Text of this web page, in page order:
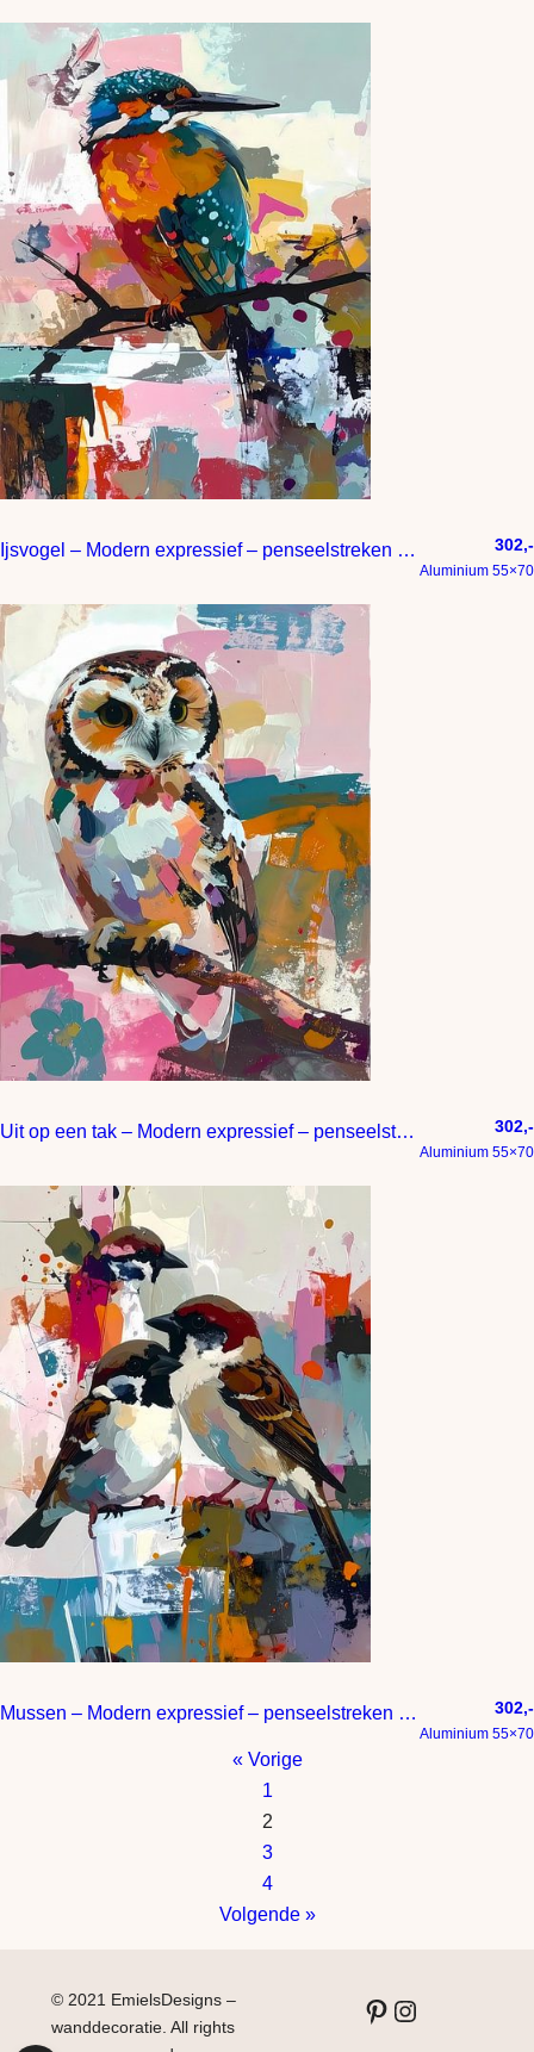
Ijsvogel – Modern expressief – penseelstreken en abstracte kleurige vlakken 302,-
Aluminium 55×70
Uit op een tak – Modern expressief – penseelstreken en abstracte kleurige vlakken 302,-
Aluminium 55×70
Mussen – Modern expressief – penseelstreken en abstracte kleurige vlakken 302,-
Aluminium 55×70
« Vorige
1
2
3
4
Volgende »
© 2021 EmielsDesigns –
wanddecoratie. All rights
Pinterest Instagram